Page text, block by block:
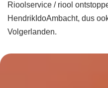
Rioolservice / riool
HendrikIdoAmbacht, dus
Volgerlanden.